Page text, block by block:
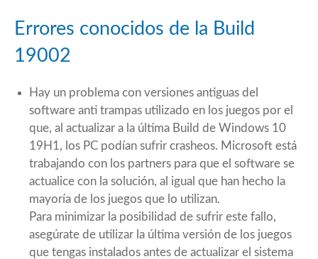
Errores conocidos de la Build
19002
Hay un problema con versiones antiguas del
software anti trampas utilizado en los juegos por el
que, al actualizar a la última Build de Windows 10
19H1, los PC podían sufrir crasheos. Microsoft está
trabajando con los partners para que el software se
actualice con la solución, al igual que han hecho la
mayoría de los juegos que lo utilizan.
Para minimizar la posibilidad de sufrir este fallo,
asegúrate de utilizar la última versión de los juegos
que tengas instalados antes de actualizar el sistema